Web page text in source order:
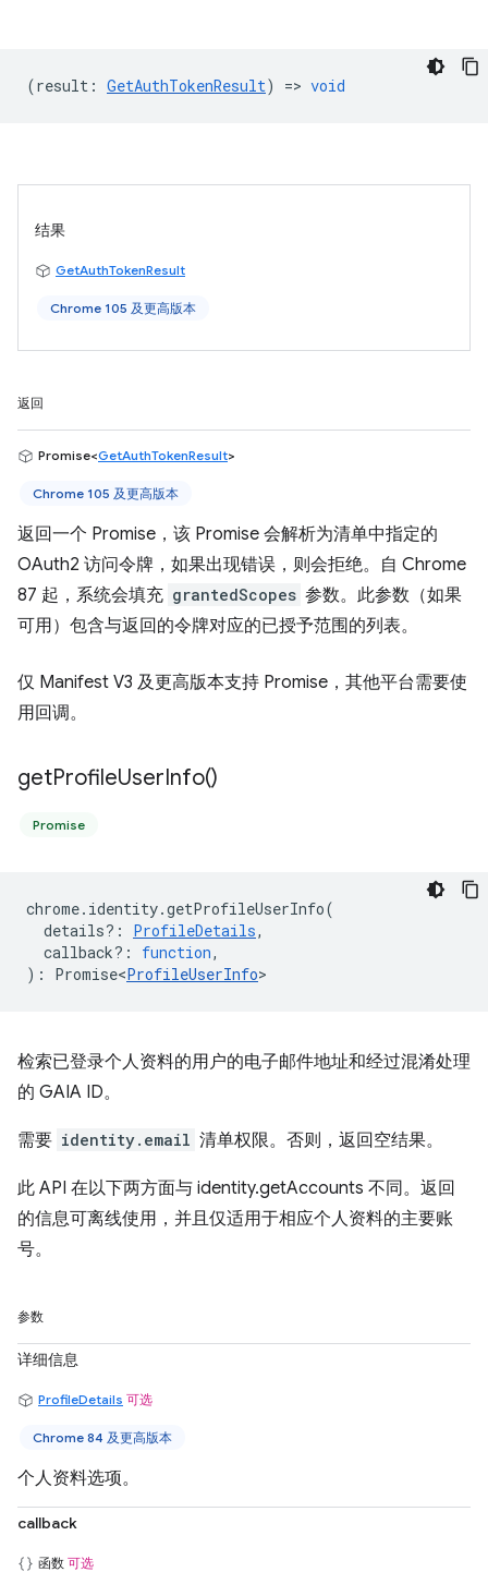
(result : GetAuthTokenResult) => void
结果
GetAuthTokenResult
Chrome 105 及更高版本
返回
Promise<GetAuthTokenResult>
Chrome 105 及更高版本
返回一个 Promise，该 Promise 会解析为清单中指定的
OAuth2 访问令牌，如果出现错误，则会拒绝。自 Chrome
87 起，系统会填充 grantedScopes 参数。此参数（如果
可用）包含与返回的令牌对应的已授予范围的列表。
仅 Manifest V3 及更高版本支持 Promise，其他平台需要使
用回调。
getProfileUserInfo()
Promise
chrome. identity.getProfileUserInfo(
details? : ProfileDetails,
callback? : function,
) : Promise<ProfileUserInfo>
检索已登录个人资料的用户的电子邮件地址和经过混淆处理
的 GAIA ID。
需要 identity.email 清单权限。否则，返回空结果。
此 API 在以下两方面与 identity.getAccounts 不同。返回
的信息可离线使用，并且仅适用于相应个人资料的主要账
号。
参数
详细信息
ProfileDetails 可选
Chrome 84 及更高版本
个人资料选项。
callback
函数 可选